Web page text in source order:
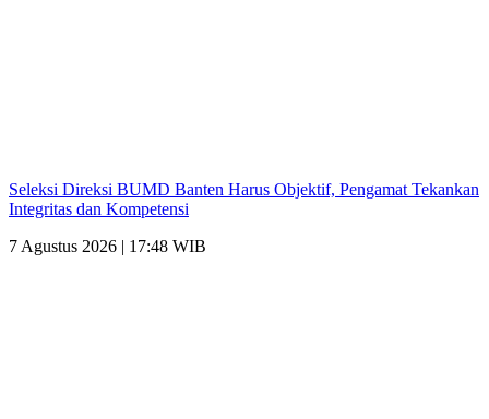
Seleksi Direksi BUMD Banten Harus Objektif, Pengamat Tekankan
Integritas dan Kompetensi
7 Agustus 2026 | 17:48 WIB